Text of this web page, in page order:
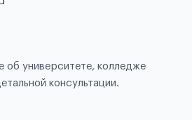
об университете, колледже
консультации.